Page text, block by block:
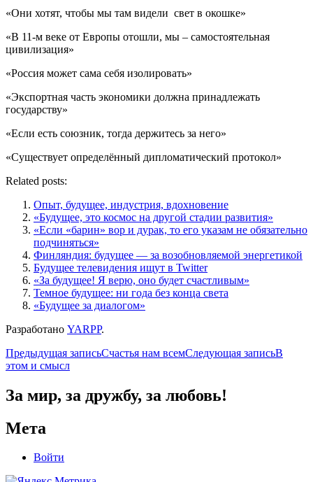
«Они хотят, чтобы мы там видели свет в окошке»
«В 11-м веке от Европы отошли, мы – самостоятельная
цивилизация»
«Россия может сама себя изолировать»
«Экспортная часть экономики должна принадлежать
государству»
«Если есть союзник, тогда держитесь за него»
«Существует определённый дипломатический протокол»
Related posts:
Опыт, будущее, индустрия, вдохновение
«Будущее, это космос на другой стадии развития»
«Если «барин» вор и дурак, то его указам не обязательно
подчиняться»
Финляндия: будущее — за возобновляемой энергетикой
Будущее телевидения ищут в Twitter
«За будущее! Я верю, оно будет счастливым»
Темное будущее: ни года без конца света
«Будущее за диалогом»
Разработано YARPP.
Навигация
по
записям
Предыдущая записьСчастья нам всемСледующая записьВ
этом и смысл
За мир, за дружбу, за любовь!
Мета
Войти